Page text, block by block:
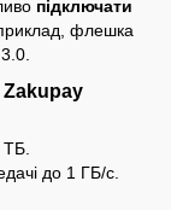
підключати
флешка
Zakupay
ТБ.
до 1 ГБ/с.